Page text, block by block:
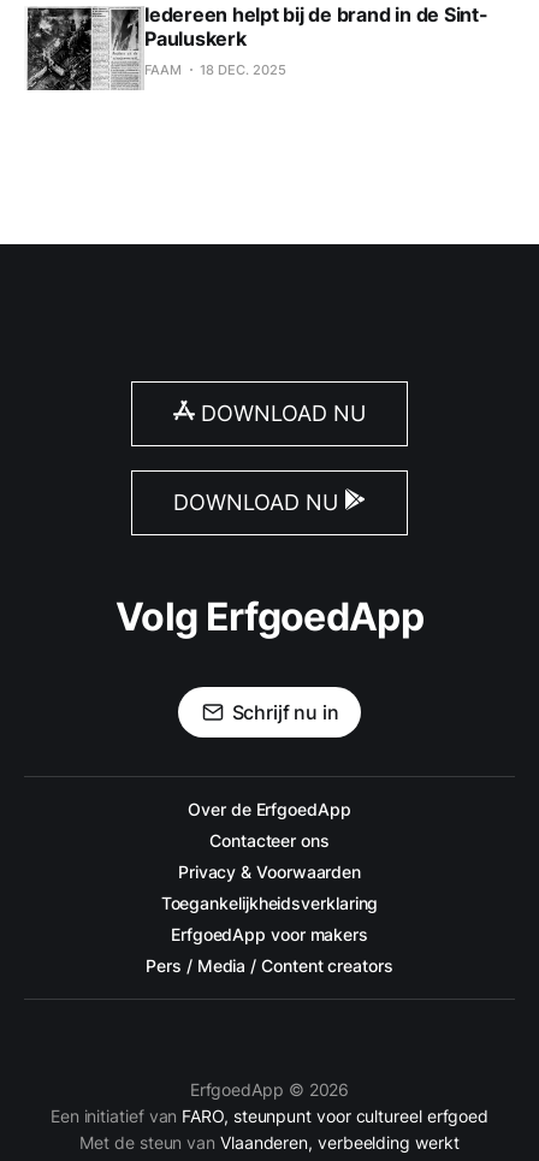
Iedereen helpt bij de brand in de Sint-
Pauluskerk
FAAM 18 DEC. 2025
DOWNLOAD NU
DOWNLOAD NU
Volg ErfgoedApp
Schrijf nu in
Over de ErfgoedApp
Contacteer ons
Privacy & Voorwaarden
Toegankelijkheidsverklaring
ErfgoedApp voor makers
Pers / Media / Content creators
ErfgoedApp © 2026
Een initiatief van FARO, steunpunt voor cultureel erfgoed
Met de steun van Vlaanderen, verbeelding werkt